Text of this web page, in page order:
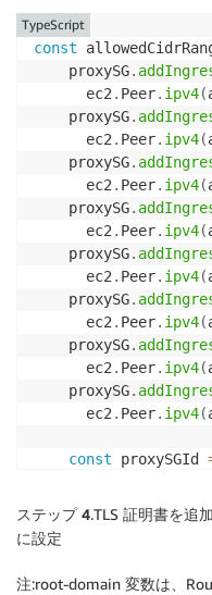
const
    proxySG
.
      ec2
. Peer. ipv4(
    proxySG
.
      ec2
. Peer. ipv4(
    proxySG
.
      ec2
. Peer. ipv4(
    proxySG
.
      ec2
. Peer. ipv4(
    proxySG
.
      ec2
. Peer. ipv4(
    proxySG
.
      ec2
. Peer. ipv4(
    proxySG
.
      ec2
. Peer. ipv4(
    proxySG
.
      ec2
. Peer. ipv4(
const proxySGId
      ec2
. Peer.
    nucleusSG
.
      ec2
    nucleusSG
.
TypeScript
ステップ 4.TLS 証明書を追
に設定
注:root-domain 変数は、